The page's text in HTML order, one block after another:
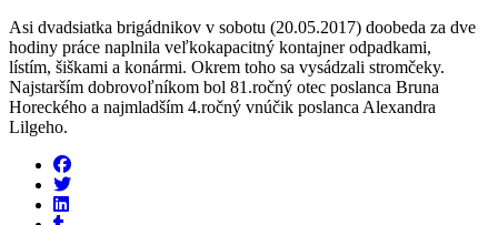
Asi dvadsiatka brigádnikov v sobotu (20.05.2017) doobeda za dve
hodiny práce naplnila veľkokapacitný kontajner odpadkami,
lístím, šiškami a konármi. Okrem toho sa vysádzali stromčeky.
Najstarším dobrovoľníkom bol 81.ročný otec poslanca Bruna
Horeckého a najmladším 4.ročný vnúčik poslanca Alexandra
Lilgeho.